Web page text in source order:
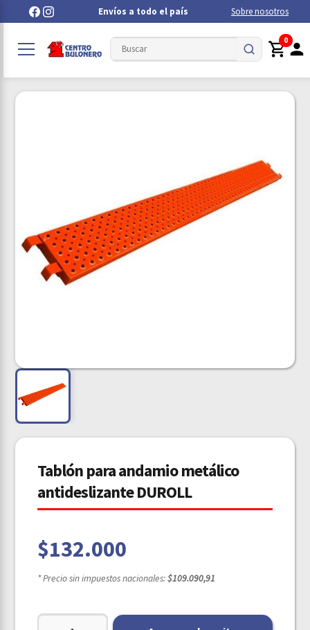
Envíos a todo el país Sobre nosotros
0
Tablón para andamio metálico
antideslizante DUROLL
$132.000
* Precio sin impuestos nacionales:$109.090,91